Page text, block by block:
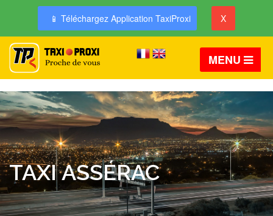
📱 Téléchargez Application TaxiProxi X
MENU
TAXI ASSÉRAC